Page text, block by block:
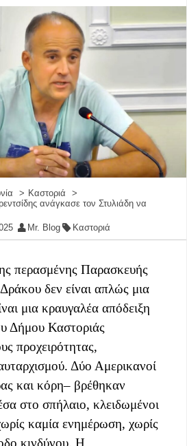
Καστοριά
ανάγκασε τον Στυλιάδη να
Mr. Blog Καστοριά
περασμένης Παρασκευής
δεν είναι απλώς μια
μια κραυγαλέα απόδειξη
Δήμου Καστοριάς
προχειρότητας,
Δύο Αμερικανοί
και κόρη– βρέθηκαν
στο σπήλαιο, κλειδωμένοι
καμία ενημέρωση, χωρίς
κινδύνου. Η